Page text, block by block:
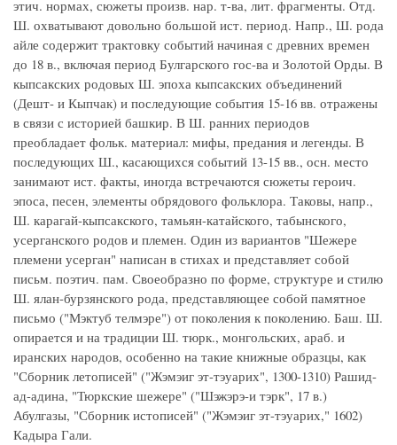
этич. нормах, сюжеты произв. нар. т-ва, лит. фрагменты. Отд.
Ш. охватывают довольно большой ист. период. Напр., Ш. рода
айле содержит трактовку событий начиная с древних времен
до 18 в., включая период Булгарского гос-ва и Золотой Орды. В
кыпсакских родовых Ш. эпоха кыпсакских объединений
(Дешт- и Кыпчак) и последующие события 15-16 вв. отражены
в связи с историей башкир. В Ш. ранних периодов
преобладает фольк. материал: мифы, предания и легенды. В
последующих Ш., касающихся событий 13-15 вв., осн. место
занимают ист. факты, иногда встречаются сюжеты героич.
эпоса, песен, элементы обрядового фольклора. Таковы, напр.,
Ш. карагай-кыпсакского, тамьян-катайского, табынского,
усерганского родов и племен. Один из вариантов "Шежере
племени усерган" написан в стихах и представляет собой
письм. поэтич. пам. Своеобразно по форме, структуре и стилю
Ш. ялан-бурзянского рода, представляющее собой памятное
письмо ("Мэктyб телмэре") от поколения к поколению. Баш. Ш.
опирается и на традиции Ш. тюрк., монгольских, араб. и
иранских народов, особенно на такие книжные образцы, как
"Сборник летописей" ("Жэмэиг эт-тэуарих", 1300-1310) Рашид-
ад-адина, "Тюркские шежере" ("Шэжэрэ-и тэрк", 17 в.)
Абулгазы, "Сборник истописей" ("Жэмэиг эт-тэуарих," 1602)
Кадыра Гали.